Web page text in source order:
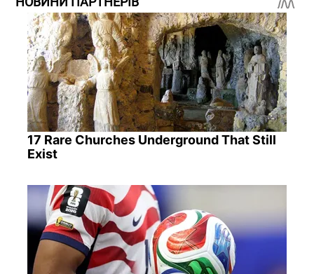
17 Rare Churches Underground That Still
Exist